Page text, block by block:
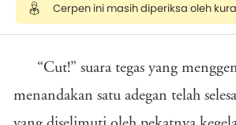
Cerpen ini masih diperiksa oleh
“Cut!” suara tegas yang
menandakan satu adegan telah